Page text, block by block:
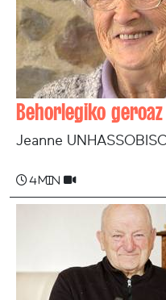
Behorlegiko
Jeanne
4 min